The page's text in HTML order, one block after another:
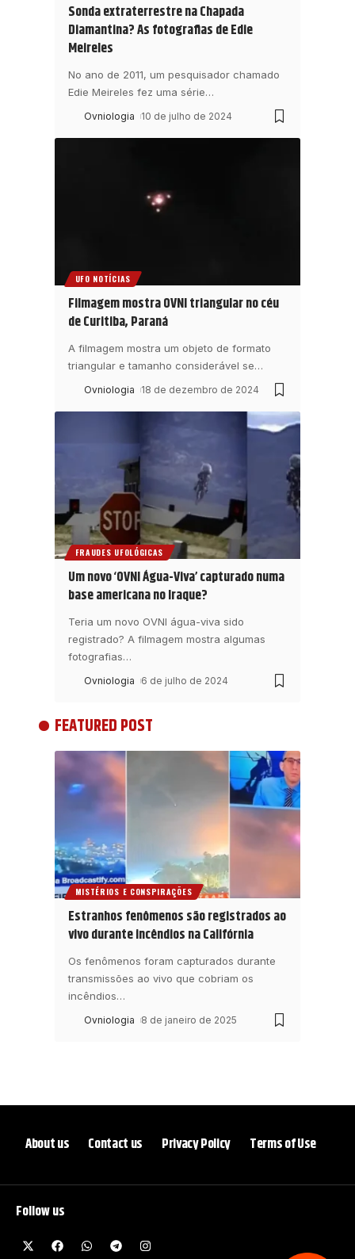
Sonda extraterrestre na Chapada
Diamantina? As fotografias de Edie
Meireles
No ano de 2011, um pesquisador chamado
Edie Meireles fez uma série…
Ovniologia 10 de julho de 2024
UFO NOTÍCIAS
Filmagem mostra OVNI triangular no céu
de Curitiba, Paraná
A filmagem mostra um objeto de formato
triangular e tamanho considerável se…
Ovniologia 18 de dezembro de 2024
FRAUDES UFOLÓGICAS
Um novo ‘OVNI Água-Viva’ capturado numa
base americana no Iraque?
Teria um novo OVNI água-viva sido
registrado? A filmagem mostra algumas
fotografias…
Ovniologia 6 de julho de 2024
FEATURED POST
MISTÉRIOS E CONSPIRAÇÕES
Estranhos fenômenos são registrados ao
vivo durante incêndios na Califórnia
Os fenômenos foram capturados durante
transmissões ao vivo que cobriam os
incêndios…
Ovniologia 8 de janeiro de 2025
Follow us
About us Contact us Privacy Policy Terms of Use